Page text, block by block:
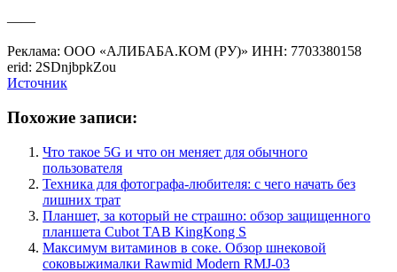
——
Реклама: ООО «АЛИБАБА.КОМ (РУ)» ИНН: 7703380158
erid: 2SDnjbpkZou
Источник
Похожие записи:
Что такое 5G и что он меняет для обычного
пользователя
Техника для фотографа-любителя: с чего начать без
лишних трат
Планшет, за который не страшно: обзор защищенного
планшета Cubot TAB KingKong S
Максимум витаминов в соке. Обзор шнековой
соковыжималки Rawmid Modern RMJ-03